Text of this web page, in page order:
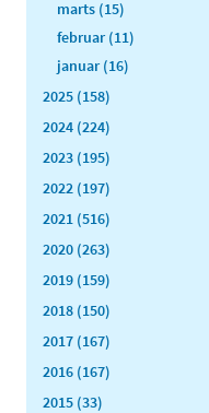
marts (15)
februar (11)
januar (16)
2025 (158)
2024 (224)
2023 (195)
2022 (197)
2021 (516)
2020 (263)
2019 (159)
2018 (150)
2017 (167)
2016 (167)
2015 (33)